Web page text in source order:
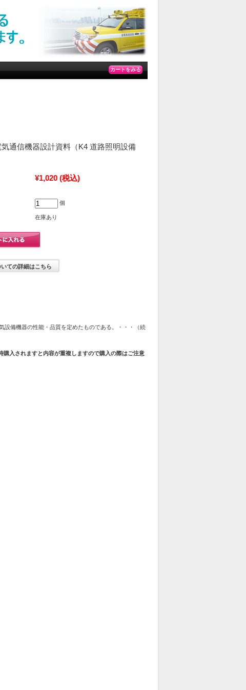
カートをみる
通信機器設計資料（K4 道路照明設備
¥1,020 (税込)
個
在庫あり
ての詳細はこちら
設備機器の性能・品質を定めたものである。・・・（続
入されますと内容が重複しますので購入の際はご注意